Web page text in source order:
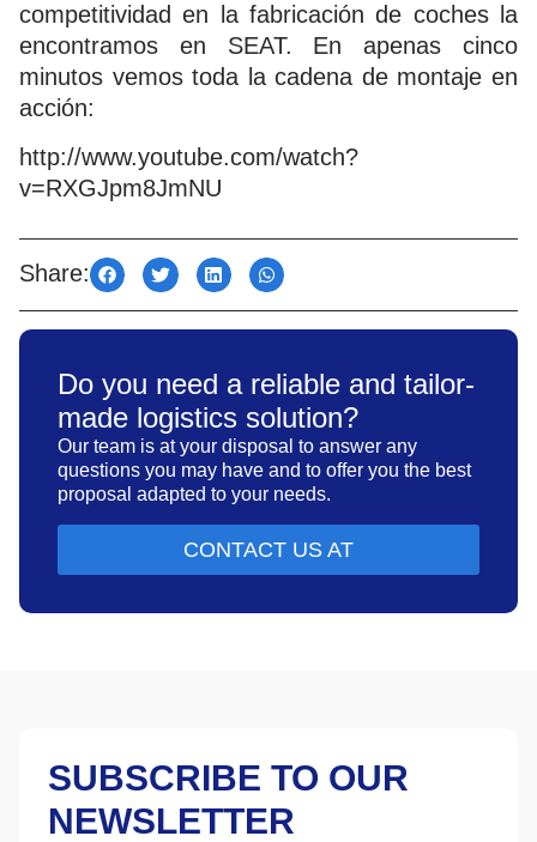
competitividad en la fabricación de coches la
encontramos en SEAT. En apenas cinco
minutos vemos toda la cadena de montaje en
acción:
http://www.youtube.com/watch?
v=RXGJpm8JmNU
Share:
Do you need a reliable and tailor-
made logistics solution?
Our team is at your disposal to answer any
questions you may have and to offer you the best
proposal adapted to your needs.
CONTACT US AT
SUBSCRIBE TO OUR
NEWSLETTER